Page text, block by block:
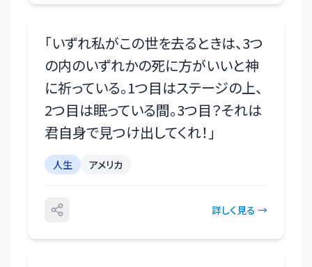
「いずれ私がこの世を去るときは、3つ
の内のいずれかの死に方がいいと神
に祈っている。1つ目はステージの上、
2つ目は眠っている間。3つ目？それは
君自身で見つけ出してくれ！ 」
人生 アメリカ
詳しく見る →